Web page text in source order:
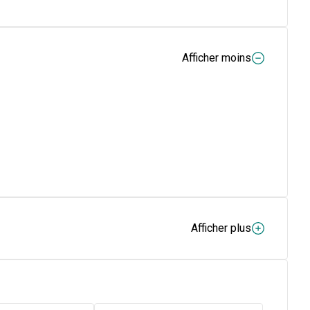
Afficher moins
Afficher plus
émulsifiant : E-472e, poudre à lever :